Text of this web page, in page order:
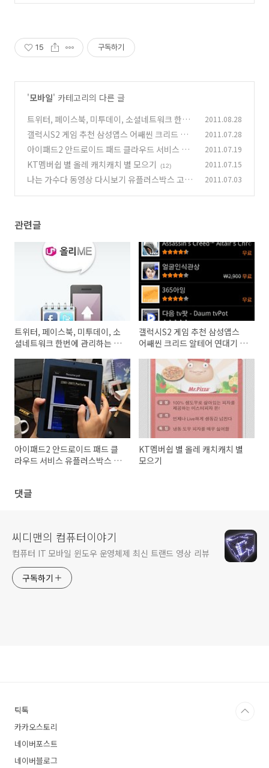
15 구독하기
'모바일' 카테고리의 다른 글
트위터, 페이스북, 미투데이, 소셜네트워크 한번
에 관리하는 U+ 올리ME 앱으로 한방에 해결하기
(5)
2011.08.28
갤럭시S2 게임 추천 삼성앱스 어쌔씬 크리드 알
테어 연대기 게임 추천 (4)
2011.07.28
아이패드2 안드로이드 패드 클라우드 서비스 유
플러스박스 오픈 (0)
2011.07.19
KT멤버쉽 별 올레 캐치캐치 별 모으기 (12) 2011.07.15
나는 가수다 동영상 다시보기 유플러스박스 고화
2011.07.03
관련글
트위터, 페이스북, 미투데이, 소
셜네트워크 한번에 관리하는 U+
갤럭시S2 게임 추천 삼성앱스
어쌔씬 크리드 알테어 연대기 게
아이패드2 안드로이드 패드 클
라우드 서비스 유플러스박스 오
KT멤버쉽 별 올레 캐치캐치 별
모으기
댓글
씨디맨의 컴퓨터이야기
컴퓨터 IT 모바일 윈도우 운영체제 최신 트랜드 영상 리뷰
구독하기
틱톡
카카오스토리
네이버포스트
네이버블로그